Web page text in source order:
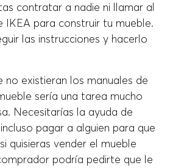
contratar a nadie ni llamar al
IKEA para construir tu mueble.
las instrucciones y hacerlo
no existieran los manuales de
sería una tarea mucho
Necesitarías la ayuda de
pagar a alguien para que
quisieras vender el mueble
podría pedirte que le